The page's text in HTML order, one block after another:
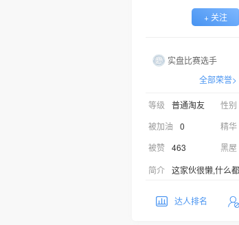
+ 关注
实盘比赛选手
全部荣誉>
等级 普通淘友
性别
被加油
0 精华
被赞 463 黑屋
简介 这家伙很懒,什么
达人排名